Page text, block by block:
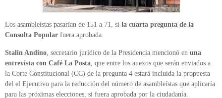
Los asambleístas pasarían de 151 a 71, si la cuarta pregunta de la
Consulta Popular fuera aprobada.
Stalin Andino , secretario jurídico de la Presidencia mencionó en una
entrevista con Café La Posta , que entre los anexos que serán enviados a
la Corte Constitucional (CC) de la pregunta 4 estará incluida la propuesta
del el Ejecutivo para la reducción del número de asambleístas que aplicaría
para las próximas elecciones, si fuera aprobada por la ciudadanía.